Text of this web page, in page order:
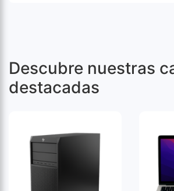
Descubre nuestras
destacadas